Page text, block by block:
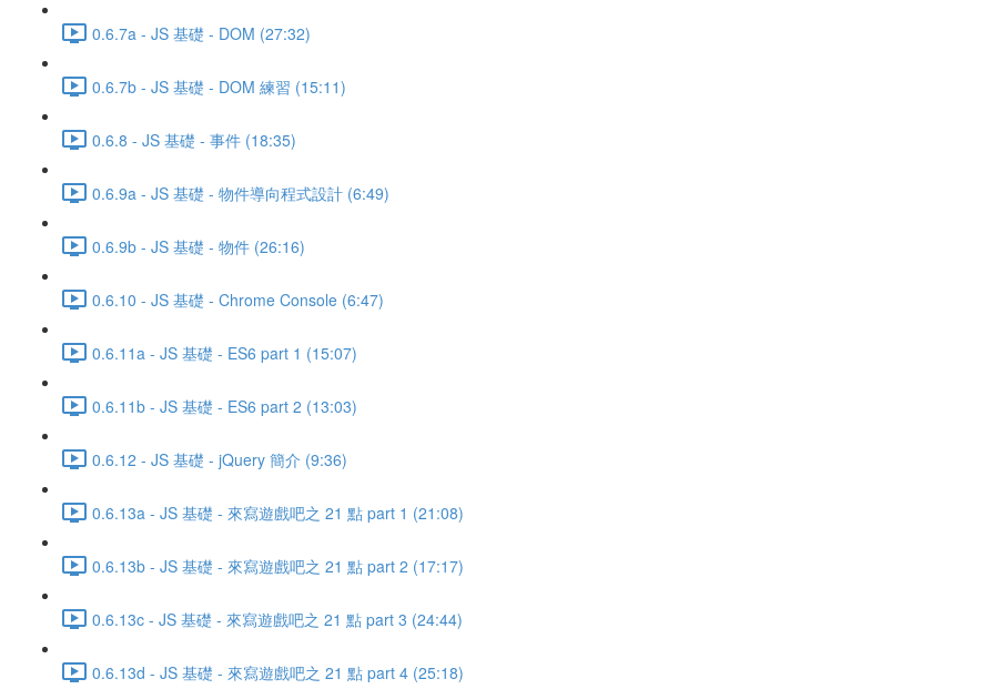
0.6.7a - JS 基礎 - DOM (27:32)
0.6.7b - JS 基礎 - DOM 練習 (15:11)
0.6.8 - JS 基礎 - 事件 (18:35)
0.6.9a - JS 基礎 - 物件導向程式設計 (6:49)
0.6.9b - JS 基礎 - 物件 (26:16)
0.6.10 - JS 基礎 - Chrome Console (6:47)
0.6.11a - JS 基礎 - ES6 part 1 (15:07)
0.6.11b - JS 基礎 - ES6 part 2 (13:03)
0.6.12 - JS 基礎 - jQuery 簡介 (9:36)
0.6.13a - JS 基礎 - 來寫遊戲吧之 21 點 part 1 (21:08)
0.6.13b - JS 基礎 - 來寫遊戲吧之 21 點 part 2 (17:17)
0.6.13c - JS 基礎 - 來寫遊戲吧之 21 點 part 3 (24:44)
0.6.13d - JS 基礎 - 來寫遊戲吧之 21 點 part 4 (25:18)